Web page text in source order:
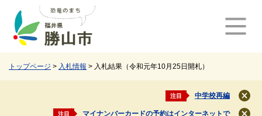
トップページ > 入札情報 > 入札結果（令和元年10月25日開札）
注目 中学校再編
閉
じ
注目 マイナンバーカードの予約はインターネットで